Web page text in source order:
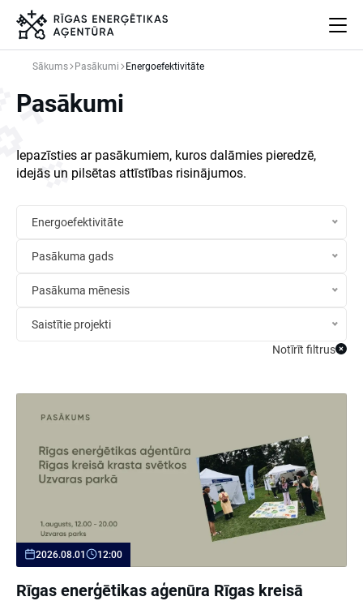
content
Pasākumi
Jaunumi
Sākums Pasākumi Energoefektivitāte
Pasākumi
Iepazīsties ar pasākumiem, kuros dalāmies pieredzē,
idejās un pilsētas attīstības risinājumos.
Notīrīt filtrus
Energoefektivitāte
Pasākuma gads
Pasākuma mēnesis
Saistītie projekti
2026.08.01 12:00
Rīgas enerģētikas aģenūra Rīgas kreisā